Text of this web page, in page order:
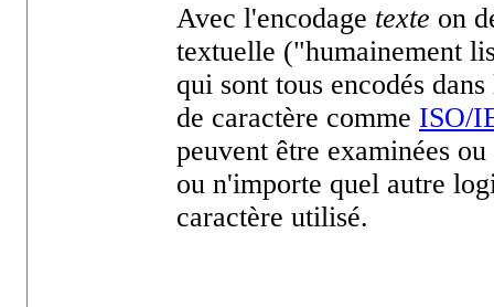
Avec l'encodage texte on
textuelle ("humainement
qui sont tous encodés
de caractère comme ISO/
peuvent être examinées
ou n'importe quel autre
caractère utilisé.